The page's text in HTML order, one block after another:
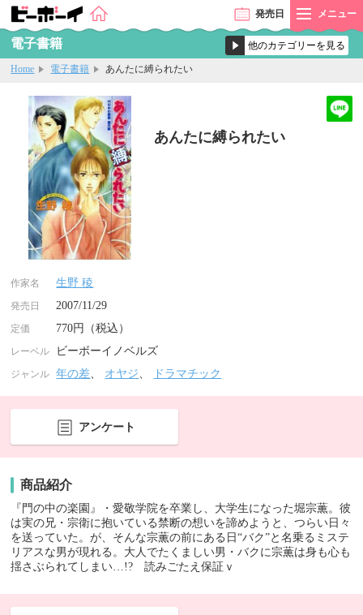
発売日 メニュー
電子書籍
Home 電子書籍 あんたに縛られたい
あんたに縛られたい
作家名 生野 稜
発売日 2007/11/29
定価 770円（税込）
レーベル ビーボーイノベルズ
ジャンル 年の差、 オヤジ、 ドラマチック
アンケート
商品紹介
『門の中の楽園』・愛敬学院を卒業し、大学生になった堀宗薫。彼
は実の兄・宗衛に抱いている禁断の想いを諦めようと、つらい日々
を送っていた。が、そんな宗薫の前にある日“バク”と名乗るミステ
リアスな男が現れる。大人でたくましい男・バクに宗薫は身も心も
揺さぶられてしまい…!? 読みごたえ保証ｖ